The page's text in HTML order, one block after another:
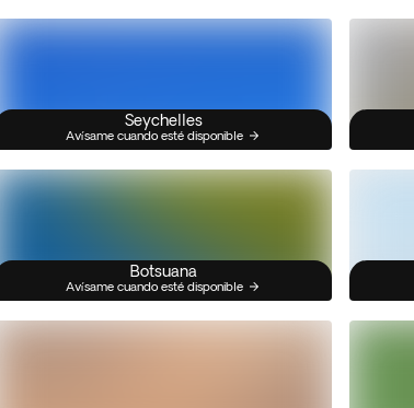
Seychelles
Avísame cuando esté disponible
Botsuana
Avísame cuando esté disponible